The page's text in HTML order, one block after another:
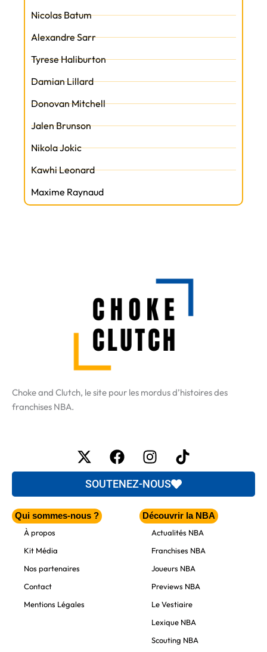
Nicolas Batum
Alexandre Sarr
Tyrese Haliburton
Damian Lillard
Donovan Mitchell
Jalen Brunson
Nikola Jokic
Kawhi Leonard
Maxime Raynaud
Choke and Clutch, le site pour les mordus d’histoires des
franchises NBA.
X-
twitter
FacebookInstagram
Tiktok
SOUTENEZ-NOUS
Qui sommes-nous ?
À propos
Kit Média
Nos partenaires
Contact
Mentions Légales
Découvrir la NBA
Actualités NBA
Franchises NBA
Joueurs NBA
Previews NBA
Le Vestiaire
Lexique NBA
Scouting NBA